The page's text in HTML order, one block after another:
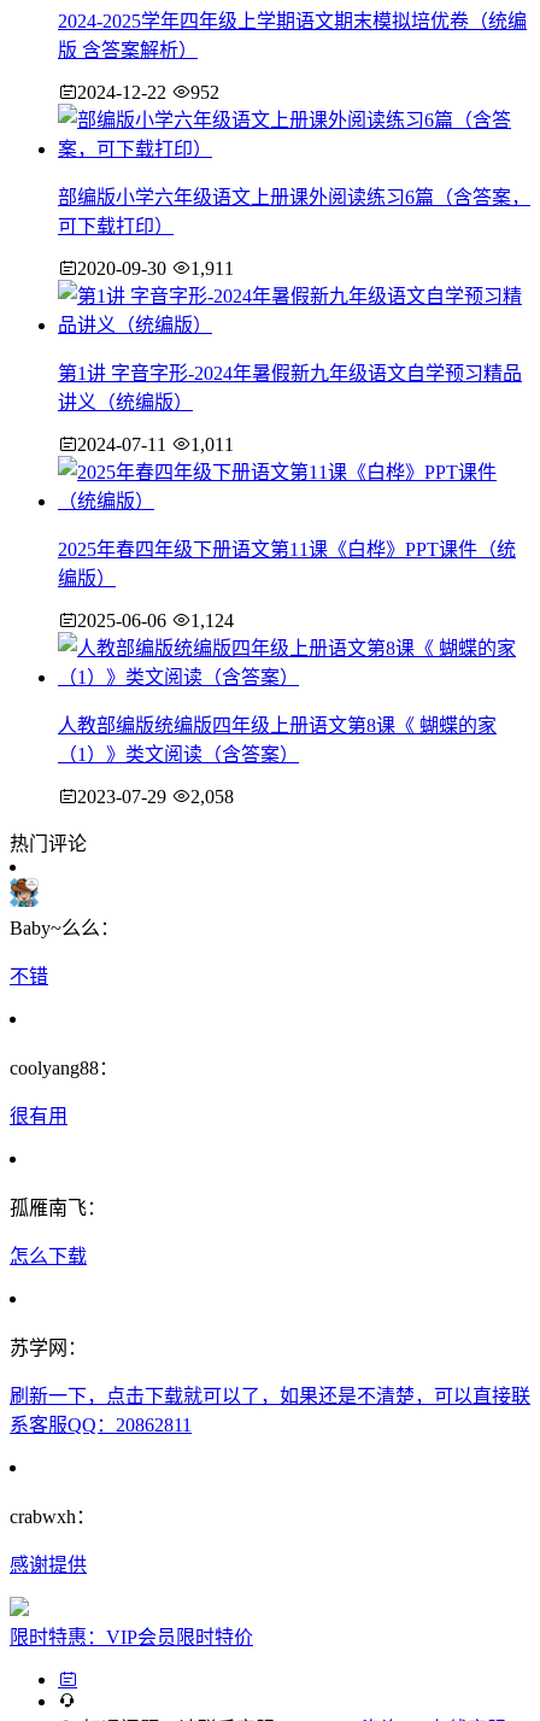
2024-2025学年四年级上学期语文期末模拟培优卷（统编
版 含答案解析）
2024-12-22 952
部编版小学六年级语文上册课外阅读练习6篇（含答案，
可下载打印）
2020-09-30 1,911
第1讲 字音字形-2024年暑假新九年级语文自学预习精品
讲义（统编版）
2024-07-11 1,011
2025年春四年级下册语文第11课《白桦》PPT课件（统
编版）
2025-06-06 1,124
人教部编版统编版四年级上册语文第8课《 蝴蝶的家
（1）》类文阅读（含答案）
2023-07-29 2,058
热门评论
Baby~么么：
不错
coolyang88：
很有用
孤雁南飞：
怎么下载
苏学网：
刷新一下，点击下载就可以了，如果还是不清楚，可以直接联
系客服QQ：20862811
crabwxh：
感谢提供
限时特惠：VIP会员限时特价